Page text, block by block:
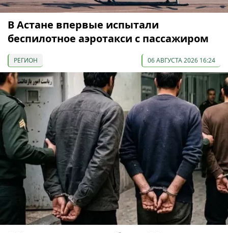
В Астане впервые испытали
беспилотное аэротакси с пассажиром
РЕГИОН 06 АВГУСТА 2026 16:24